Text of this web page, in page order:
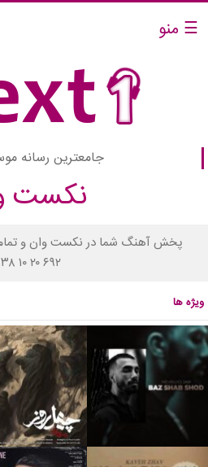
☰ منو
جامعترین رسانه
نکست
پخش آهنگ شما در نکست وان و
۰۹۳۸ ۱۰ ۲۰
ویژه ها